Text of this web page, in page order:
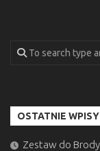
OSTATNIE WPISY
Zestaw do